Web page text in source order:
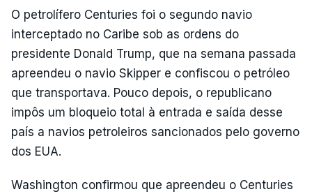
O petrolífero Centuries foi o segundo navio
interceptado no Caribe sob as ordens do
presidente Donald Trump, que na semana passada
apreendeu o navio Skipper e confiscou o petróleo
que transportava. Pouco depois, o republicano
impôs um bloqueio total à entrada e saída desse
país a navios petroleiros sancionados pelo governo
dos EUA.
Washington confirmou que apreendeu o Centuries